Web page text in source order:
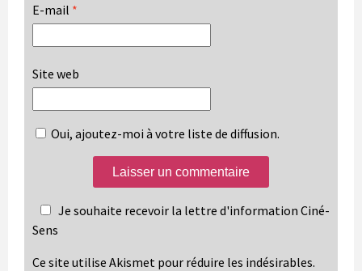
E-mail *
Site web
Oui, ajoutez-moi à votre liste de diffusion.
Je souhaite recevoir la lettre d'information Ciné-
Sens
Ce site utilise Akismet pour réduire les indésirables.